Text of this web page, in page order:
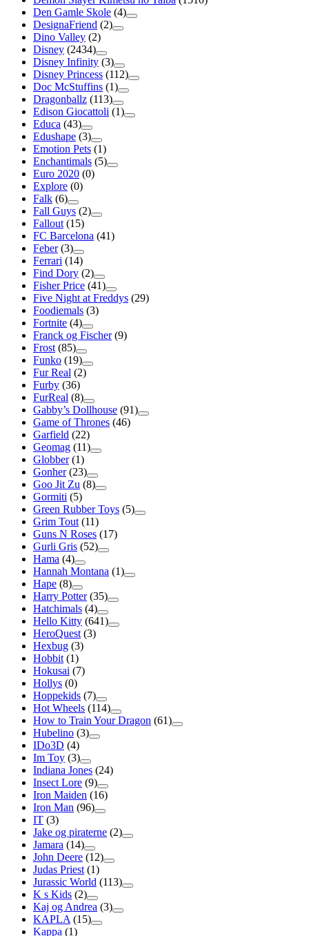
Den Gamle Skole (4)
DesignaFriend (2)
Dino Valley (2)
Disney (2434)
Disney Infinity (3)
Disney Princess (112)
Doc McStuffins (1)
Dragonballz (113)
Edison Giocattoli (1)
Educa (43)
Edushape (3)
Emotion Pets (1)
Enchantimals (5)
Euro 2020 (0)
Explore (0)
Falk (6)
Fall Guys (2)
Fallout (15)
FC Barcelona (41)
Feber (3)
Ferrari (14)
Find Dory (2)
Fisher Price (41)
Five Night at Freddys (29)
Foodiemals (3)
Fortnite (4)
Franck og Fischer (9)
Frost (85)
Funko (19)
Fur Real (2)
Furby (36)
FurReal (8)
Gabby’s Dollhouse (91)
Game of Thrones (46)
Garfield (22)
Geomag (11)
Globber (1)
Gonher (23)
Goo Jit Zu (8)
Gormiti (5)
Green Rubber Toys (5)
Grim Tout (11)
Guns N Roses (17)
Gurli Gris (52)
Hama (4)
Hannah Montana (1)
Hape (8)
Harry Potter (35)
Hatchimals (4)
Hello Kitty (641)
HeroQuest (3)
Hexbug (3)
Hobbit (1)
Hokusai (7)
Hollys (0)
Hoppekids (7)
Hot Wheels (114)
How to Train Your Dragon (61)
Hubelino (3)
IDo3D (4)
Im Toy (3)
Indiana Jones (24)
Insect Lore (9)
Iron Maiden (16)
Iron Man (96)
IT (3)
Jake og piraterne (2)
Jamara (14)
John Deere (12)
Judas Priest (1)
Jurassic World (113)
K s Kids (2)
Kaj og Andrea (3)
KAPLA (15)
Kappa (1)